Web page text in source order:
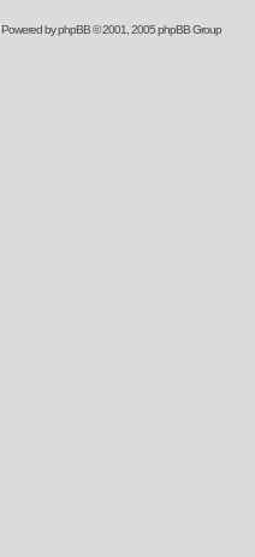
Powered byphpBB© 2001, 2005 phpBB Group